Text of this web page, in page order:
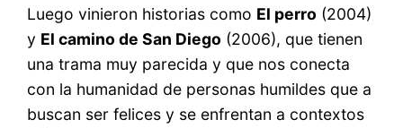
Luego vinieron historias como El perro (2004)
y El camino de San Diego (2006), que tienen
una trama muy parecida y que nos conecta
con la humanidad de personas humildes que a
buscan ser felices y se enfrentan a contextos